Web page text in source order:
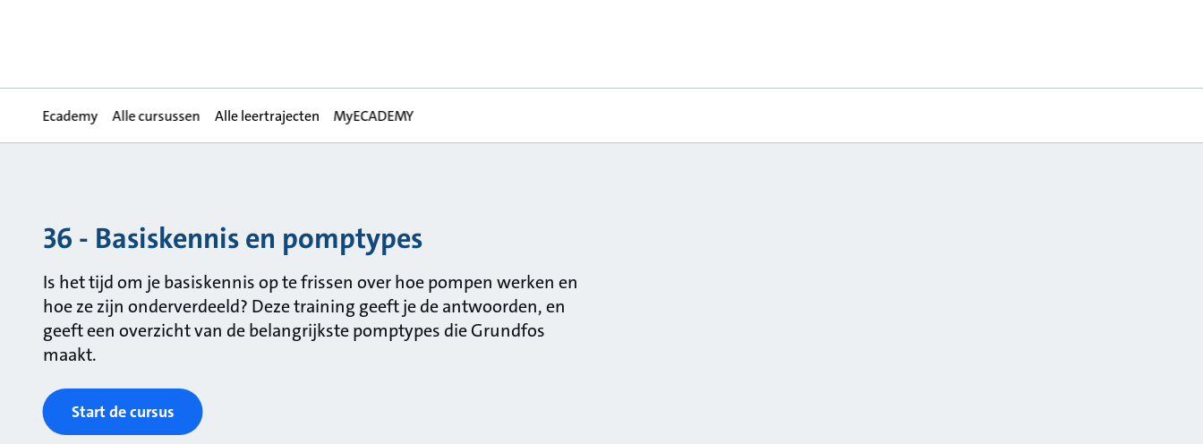
Ecademy Alle cursussen Alle leertrajecten MyECADEMY
36 - Basiskennis en pomptypes
Is het tijd om je basiskennis op te frissen over hoe pompen werken en
hoe ze zijn onderverdeeld? Deze training geeft je de antwoorden, en
geeft een overzicht van de belangrijkste pomptypes die Grundfos
maakt.
Start de cursus